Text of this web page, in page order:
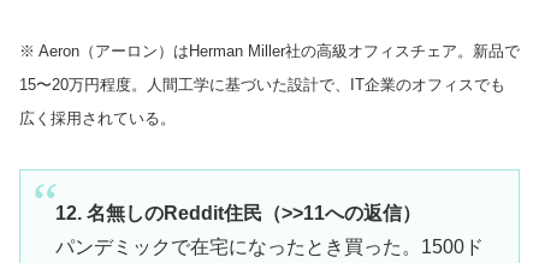
※ Aeron（アーロン）はHerman Miller社の高級オフィスチェア。新品で
15〜20万円程度。人間工学に基づいた設計で、IT企業のオフィスでも
広く採用されている。
12. 名無しのReddit住民（>>11への返信）
パンデミックで在宅になったとき買った。1500ド